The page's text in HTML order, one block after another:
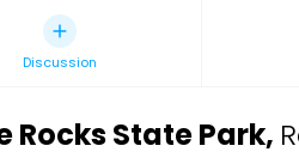
Discussion
Rocks State Park,